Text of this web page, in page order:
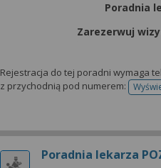
Poradnia
Zarezerwuj
Rejestracja do tej poradni wymaga
z przychodnią pod numerem:
Poradnia lekarza